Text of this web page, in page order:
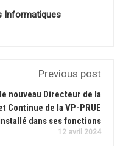
Informatiques
Previous post
nouveau Directeur de la
Continue de la VP-PRUE
dans ses fonctions
12 avril 2024